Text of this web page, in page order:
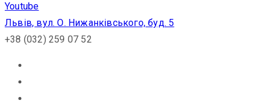
Youtube
Львів, вул. О. Нижанківського, буд. 5
+38 (032) 259 07 52